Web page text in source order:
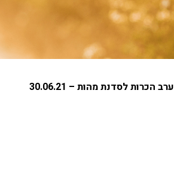
ערב הכרות לסדנת מהות – 30.06.21